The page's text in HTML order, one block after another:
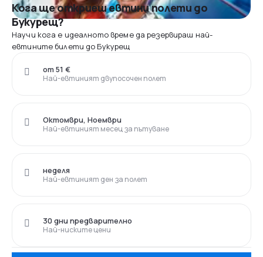
Кога ще откриеш евтини полети до
Букурещ?
Научи кога е идеалното време да резервираш най-
евтините билети до Букурещ
Най-евтиният двупосочен полет
от 51 €
Най-евтиният месец за пътуване
Октомври, Ноември
Най-евтиният ден за полет
неделя
Най-ниските цени
30 дни предварително